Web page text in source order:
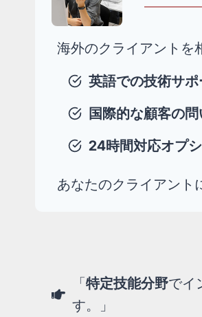
海外のクライアントを
英語での技術サ
国際的な顧客の
24時間対応オプ
あなたのクライアント
「特定技能分野でイ
す。」